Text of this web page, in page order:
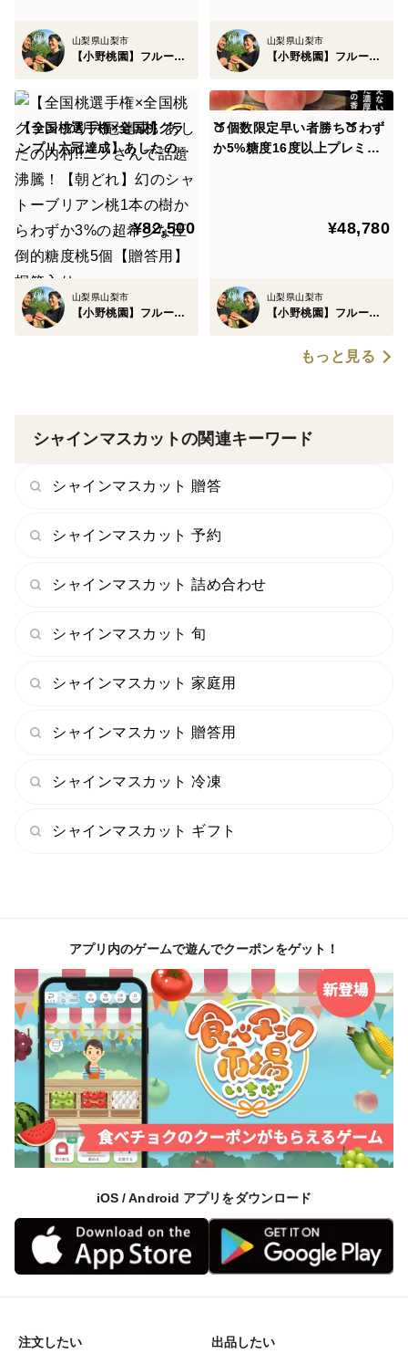
その完全無欠のシャインマスカットを当園の半世紀の時
を経て作り上げた土で育て
さらに収穫ギリギリまで見極めた樹上完熟シャインマス
カットを先着100名様限定でお届けします！
🍇商品について🍇
【①配送中の環境について】
当園のシャインマスカットは樹上完熟された桃を配送し
ているため、非常にデリケートとなっております。
こういったならではの特別な特徴をご理解の上、ご購入
農家の手から離れたコントロールの効かない部分での問
生鮮食品であるため返金返品は承っておりませんので予
ご対応前に多くのお客様が見られるレビューに投稿され
る方がいらっしゃいますが
他のお客様がご不安になられ、ご対応が難しくなります
ので商品に問題があった場合は【必ず食べチョク運営
局】へご連絡下さい。
※すべての事象において必ずしもご対応できるとは限り
ませんので予めご了承ください。
【③食味について】
当園は光センサーで1つ1つ糖度を計っており、そこを中
心とした【形】【大きさ】【色付き】など複数の検査項
目をクリアしたものをお届けしています。
美味しさではございません。
山梨県山梨市
【小野桃園】フルーツ王国山梨ブランド
山梨県山梨市
【小野桃園】フルーツ王国山梨ブランド
【全国桃選手権×全国桃グラ
ンプリ六冠達成】あしたの内
【朝どれ】幻のシャトーブリ
アン桃1本の樹からわずか3%
の超希少な圧倒的糖度桃5個
【贈答用】桐箱入り
¥82,500
山梨県山梨市
【小野桃園】フルーツ王国山梨ブランド
🍑個数限定早い者勝ち🍑わず
か5%糖度16度以上プレミア
ギフト】【朝どれ】¥48,780
山梨県山梨市
【小野桃園】フルーツ王国山梨ブランド
もっと見る
シャインマスカットの関連キーワード
シャインマスカット 贈答
シャインマスカット 予約
シャインマスカット 詰め合わせ
シャインマスカット 旬
シャインマスカット 家庭用
シャインマスカット 贈答用
シャインマスカット 冷凍
シャインマスカット ギフト
アプリ内のゲームで遊んでクーポンをゲット！
iOS / Android アプリをダウンロード
注文したい 出品したい